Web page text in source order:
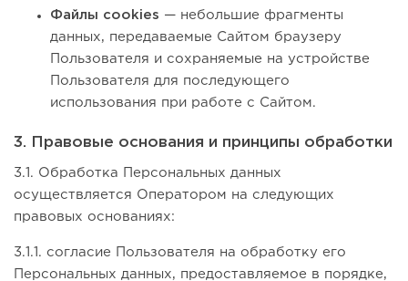
Файлы cookies — небольшие фрагменты
данных, передаваемые Сайтом браузеру
Пользователя и сохраняемые на устройстве
Пользователя для последующего
использования при работе с Сайтом.
3. Правовые основания и принципы обработки
3.1. Обработка Персональных данных
осуществляется Оператором на следующих
правовых основаниях:
3.1.1. согласие Пользователя на обработку его
Персональных данных, предоставляемое в порядке,